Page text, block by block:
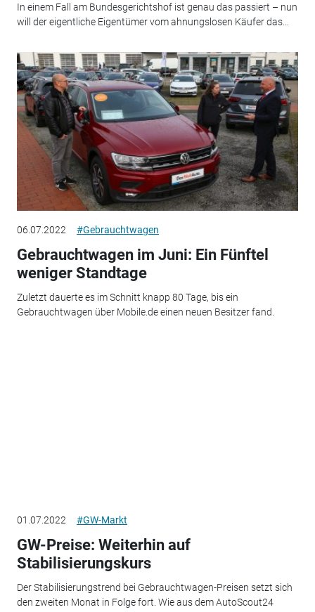
In einem Fall am Bundesgerichtshof ist genau das passiert – nun
will der eigentliche Eigentümer vom ahnungslosen Käufer das...
06.07.2022 #Gebrauchtwagen
Gebrauchtwagen im Juni: Ein Fünftel
weniger Standtage
Zuletzt dauerte es im Schnitt knapp 80 Tage, bis ein
Gebrauchtwagen über Mobile.de einen neuen Besitzer fand.
01.07.2022 #GW-Markt
GW-Preise: Weiterhin auf
Stabilisierungskurs
Der Stabilisierungstrend bei Gebrauchtwagen-Preisen setzt sich
den zweiten Monat in Folge fort. Wie aus dem AutoScout24